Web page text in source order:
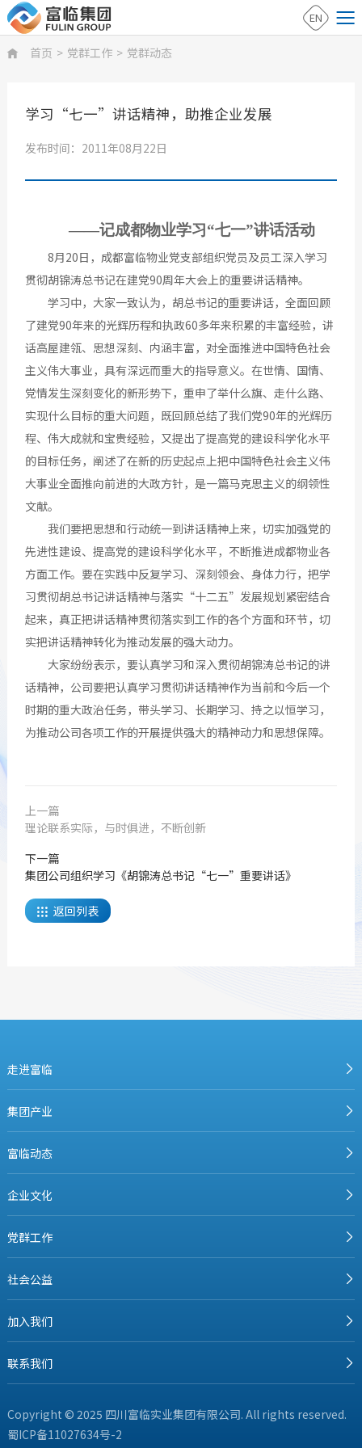
EN
 首页 > 党群工作 > 党群动态
学习“七一”讲话精神，助推企业发展
发布时间：2011年08月22日
——记成都物业学习“七一”讲话活动
8月20日，成都富临物业党支部组织党员及员工深入学习
贯彻胡锦涛总书记在建党90周年大会上的重要讲话精神。
学习中，大家一致认为，胡总书记的重要讲话，全面回顾
了建党90年来的光辉历程和执政60多年来积累的丰富经验，讲
话高屋建瓴、思想深刻、内涵丰富，对全面推进中国特色社会
主义伟大事业，具有深远而重大的指导意义。在世情、国情、
党情发生深刻变化的新形势下，重申了举什么旗、走什么路、
实现什么目标的重大问题，既回顾总结了我们党90年的光辉历
程、伟大成就和宝贵经验，又提出了提高党的建设科学化水平
的目标任务，阐述了在新的历史起点上把中国特色社会主义伟
大事业全面推向前进的大政方针，是一篇马克思主义的纲领性
文献。
我们要把思想和行动统一到讲话精神上来，切实加强党的
先进性建设、提高党的建设科学化水平，不断推进成都物业各
方面工作。要在实践中反复学习、深刻领会、身体力行，把学
习贯彻胡总书记讲话精神与落实“十二五”发展规划紧密结合
起来，真正把讲话精神贯彻落实到工作的各个方面和环节，切
实把讲话精神转化为推动发展的强大动力。
大家纷纷表示，要认真学习和深入贯彻胡锦涛总书记的讲
话精神，公司要把认真学习贯彻讲话精神作为当前和今后一个
时期的重大政治任务，带头学习、长期学习、持之以恒学习，
为推动公司各项工作的开展提供强大的精神动力和思想保障。
上一篇
理论联系实际，与时俱进，不断创新
下一篇
集团公司组织学习《胡锦涛总书记“七一”重要讲话》
 返回列表
走进富临
集团产业
富临动态
企业文化
党群工作
社会公益
加入我们
联系我们
Copyright © 2025 四川富临实业集团有限公司. All rights reserved.
蜀ICP备11027634号-2